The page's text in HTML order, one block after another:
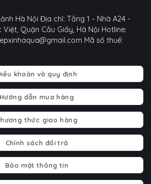
Hà Nội Địa chỉ: Tầng 1 - Nhà A24 -
Quận Cầu Giấy, Hà Nội Hotline:
Mã số thuế:
khoản và quy định
Hướng dẫn mua hàng
thức giao hàng
Chính sách đổi trả
Bảo mật thông tin